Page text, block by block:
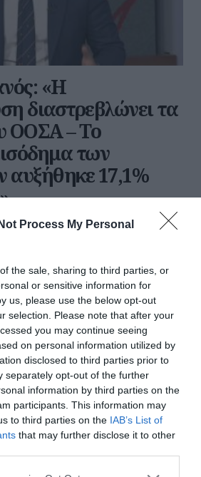
Process My Personal
the sale, sharing to third parties, or
or sensitive information for
us, please use the below opt-out
selection. Please note that after your
you may continue seeing
on personal information utilized by
disclosed to third parties prior to
separately opt-out of the further
information by third parties on the
participants. This information may
to third parties on the IAB’s List of
that may further disclose it to other
«Η
διαστρεβλώνει τα
ΟΟΣΑ – Το
των
αυξήθηκε 17,1%
Επικοινωνίας του
Ρωμανός, απαντά στην
κατηγορώντας την ότι
στοιχεία από έκ...
2026